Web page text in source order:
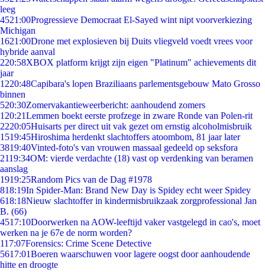
leeg
4521:00Progressieve Democraat El-Sayed wint nipt voorverkiezing
Michigan
1621:00Drone met explosieven bij Duits vliegveld voedt vrees voor
hybride aanval
220:58XBOX platform krijgt zijn eigen "Platinum" achievements dit
jaar
1220:48Capibara's lopen Braziliaans parlementsgebouw Mato Grosso
binnen
520:30Zomervakantieweerbericht: aanhoudend zomers
1 20:21Lemmen boekt eerste profzege in zware Ronde van Polen-rit
2220:05Huisarts per direct uit vak gezet om ernstig alcoholmisbruik
1519:45Hiroshima herdenkt slachtoffers atoombom, 81 jaar later
3819:40Vinted-foto's van vrouwen massaal gedeeld op seksfora
2119:34OM: vierde verdachte (18) vast op verdenking van beramen
aanslag
1919:25Random Pics van de Dag #1978
818:19In Spider-Man: Brand New Day is Spidey echt weer Spidey
618:18Nieuw slachtoffer in kindermisbruikzaak zorgprofessional Jan
B. (66)
4517:10Doorwerken na AOW-leeftijd vaker vastgelegd in cao's, moet
werken na je 67e de norm worden?
117:07Forensics: Crime Scene Detective
5617:01Boeren waarschuwen voor lagere oogst door aanhoudende
hitte en droogte